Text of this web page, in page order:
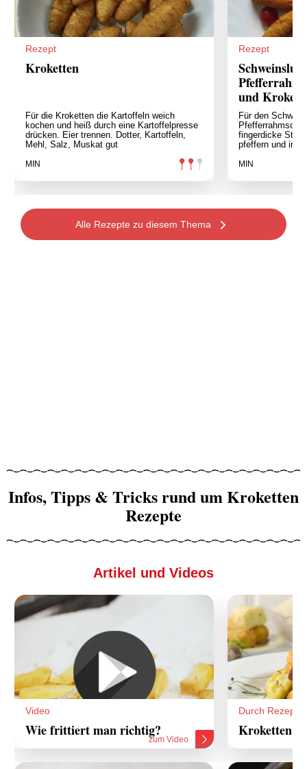
Rezept
Kroketten
Für die Kroketten die Kartoffeln weich
kochen und heiß durch eine Kartoffelpresse
drücken. Eier trennen. Dotter, Kartoffeln,
Mehl, Salz, Muskat gut
MIN
Rezept
und
Für den
fingerdicke
pfeffern und in
MIN
Alle Rezepte zu diesem Thema
Infos, Tipps & Tricks rund um Kroketten
Rezepte
Artikel und Videos
Video
Wie frittiert man richtig?
zum Video
Durch Rezepte
Kroketten